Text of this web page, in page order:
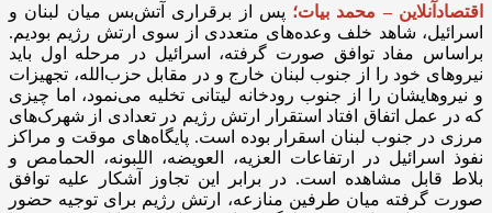
اقتصادآنلاین – محمد بیات؛ پس از برقراری آتش‌بس میان لبنان و
اسرائیل، شاهد خلف وعده‌های متعددی از سوی ارتش رژیم بودیم.
براساس مفاد توافق صورت گرفته، اسرائیل در مرحله اول باید
نیروهای خود را از جنوب لبنان خارج و در مقابل حزب‌الله، تجهیزات
و نیروهایشان را از جنوب رودخانه لیتانی تخلیه می‌نمود، اما چیزی
که در عمل اتفاق افتاد استقرار ارتش رژیم در تعدادی از شهرک‌های
مرزی در جنوب لبنان اسقرار بوده است. پایگاه‌های موقت و مراکز
نفوذ اسرائیل در ارتفاعات العزیه، العویضه، اللبونه، الحمامص و
بلاط قابل مشاهده است. در برابر این تجاوز آشکار علیه توافق
صورت گرفته میان طرفین منازعه، ارتش رژیم برای توجیه حضور